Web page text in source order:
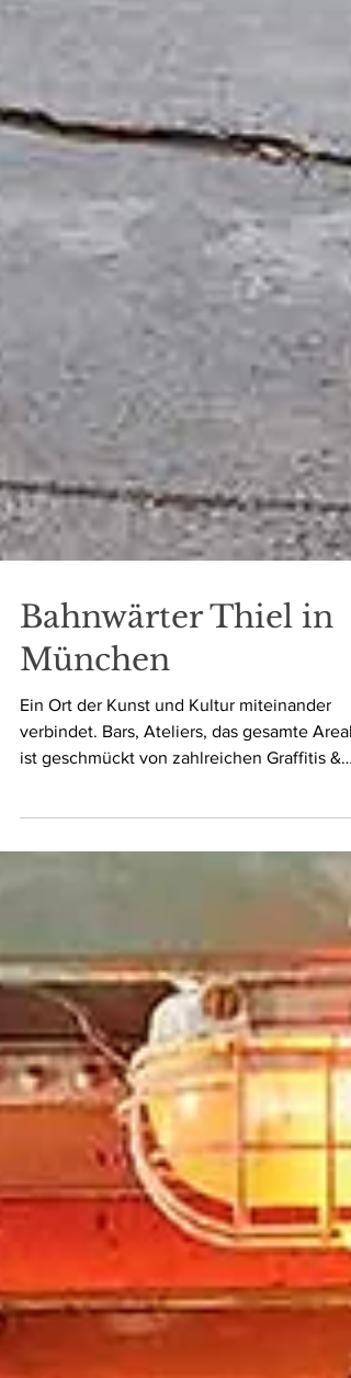
Bahnwärter Thiel in
München
Ein Ort der Kunst und Kultur miteinander
verbindet. Bars, Ateliers, das gesamte Areal
Bahnwägen.